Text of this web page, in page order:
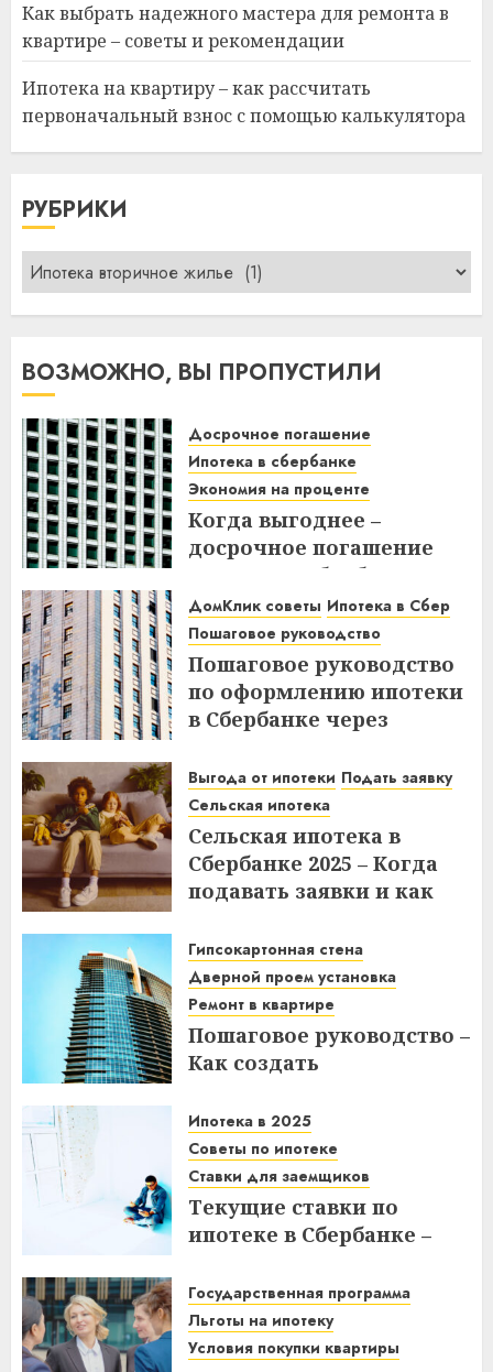
Как выбрать надежного мастера для ремонта в
квартире – советы и рекомендации
Ипотека на квартиру – как рассчитать
первоначальный взнос с помощью калькулятора
РУБРИКИ
Рубрики
ВОЗМОЖНО, ВЫ ПРОПУСТИЛИ
Досрочное погашение
Ипотека в сбербанке
Экономия на проценте
Когда выгоднее –
досрочное погашение
ипотеки в Сбербанке до
или после дня списания?
Узнайте все нюансы!
18.12.2025
ДомКлик советы Ипотека в Сбер
Пошаговое руководство
Пошаговое руководство
по оформлению ипотеки
в Сбербанке через
советы
08.12.2025
Выгода от ипотеки Подать заявку
Сельская ипотека
Сельская ипотека в
Сбербанке 2025 – Когда
подавать заявки и как
03.12.2025
Гипсокартонная стена
Дверной проем установка
Ремонт в квартире
Пошаговое руководство –
Как создать
дверным проемом в
отремонтированной
квартире
14.11.2025
Ипотека в 2025
Советы по ипотеке
Ставки для заемщиков
Текущие ставки по
ипотеке в Сбербанке –
заемщикам в 2025 году
14.11.2025
Государственная программа
Льготы на ипотеку
Условия покупки квартиры